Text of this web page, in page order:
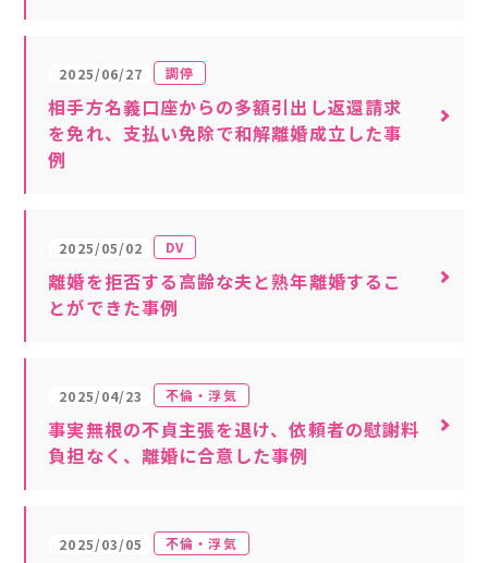
2025/06/27 調停
相手方名義口座からの多額引出し返還請求
を免れ、支払い免除で和解離婚成立した事
例
2025/05/02 DV
離婚を拒否する高齢な夫と熟年離婚するこ
とができた事例
2025/04/23 不倫・浮気
事実無根の不貞主張を退け、依頼者の慰謝料
負担なく、離婚に合意した事例
2025/03/05 不倫・浮気